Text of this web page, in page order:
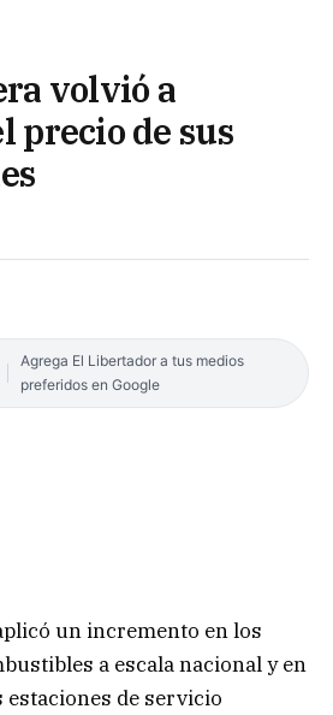
volvió a
precio de sus
Agrega El Libertador a tus medios
preferidos en Google
un incremento en los
a escala nacional y en
de servicio